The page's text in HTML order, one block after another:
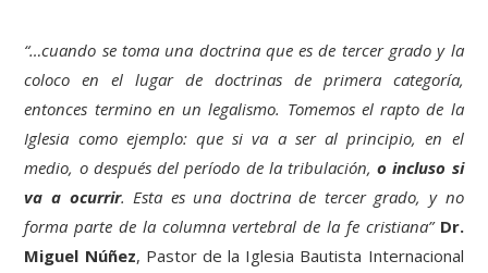
“…cuando se toma una doctrina que es de tercer grado y la
coloco en el lugar de doctrinas de primera categoría,
entonces termino en un legalismo. Tomemos el rapto de la
Iglesia como ejemplo: que si va a ser al principio, en el
medio, o después del período de la tribulación,o incluso si
va a ocurrir. Esta es una doctrina de tercer grado, y no
forma parte de la columna vertebral de la fe cristiana” Dr.
Miguel Núñez, Pastor de la Iglesia Bautista Internacional